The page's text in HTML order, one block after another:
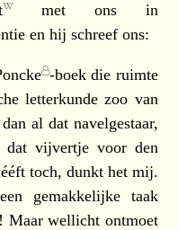
met ons in
en hij schreef ons:
-boek die ruimte
letterkunde zoo van
al dat navelgestaar,
vijvertje voor den
toch, dunkt het mij.
gemakkelijke taak
Maar wellicht ontmoet